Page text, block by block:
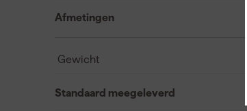
Afmetingen
Gewicht
Standaard meegeleverd